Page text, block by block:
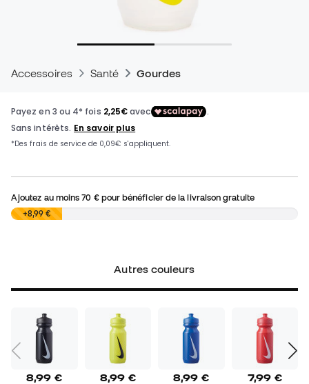
Accessoires Santé Gourdes
Ajoutez au moins70 €pour bénéficier de la livraison gratuite
0,00 €+8,99 €
Autres couleurs
8,99 € 8,99 € 8,99 € 7,99 €